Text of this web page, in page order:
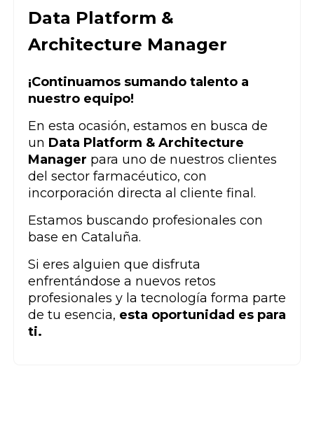
Data Platform &
Architecture Manager
¡Continuamos sumando talento a
nuestro equipo!
En esta ocasión, estamos en busca de
un Data Platform & Architecture
Manager para uno de nuestros clientes
del sector farmacéutico, con
incorporación directa al cliente final.
Estamos buscando profesionales con
base en Cataluña.
Si eres alguien que disfruta
enfrentándose a nuevos retos
profesionales y la tecnología forma parte
de tu esencia, esta oportunidad es para
ti.